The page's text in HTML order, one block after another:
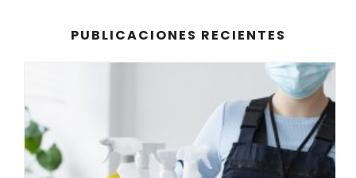
PUBLICACIONES RECIENTES